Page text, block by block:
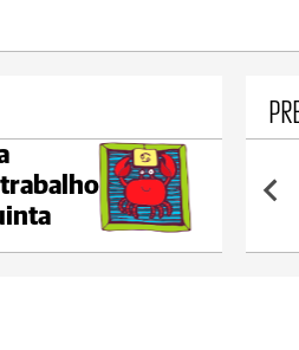
min 20°C